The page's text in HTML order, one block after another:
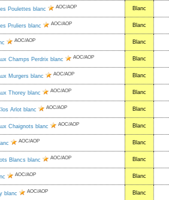
Poulettes blanc AOC/AOP Blanc
Pruliers blanc AOC/AOP Blanc
AOC/AOP Blanc
Champs Perdrix blanc AOC/AOP Blanc
Murgers blanc AOC/AOP Blanc
Thorey blanc AOC/AOP Blanc
Arlot blanc AOC/AOP Blanc
Chaignots blanc AOC/AOP Blanc
AOC/AOP Blanc
Blancs blanc AOC/AOP Blanc
AOC/AOP Blanc
blanc AOC/AOP Blanc